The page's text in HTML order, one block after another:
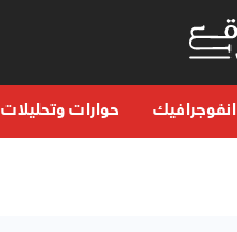
انفوجرافيك حوارات وتحليلات